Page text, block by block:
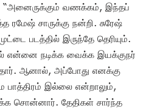
“அனைருக்கும் வணக்கம், இந்தப்
ரமேஷ் சாருக்கு நன்றி. சுரேஷ்
படத்தில் இருந்தே தெரியும்.
என்னை நடிக்க வைக்க இயக்குநர்
ஆனால், அப்போது எனக்கு
பாத்திரம் இல்லை என்றாலும்,
சொன்னார். தேதிகள் சார்ந்த